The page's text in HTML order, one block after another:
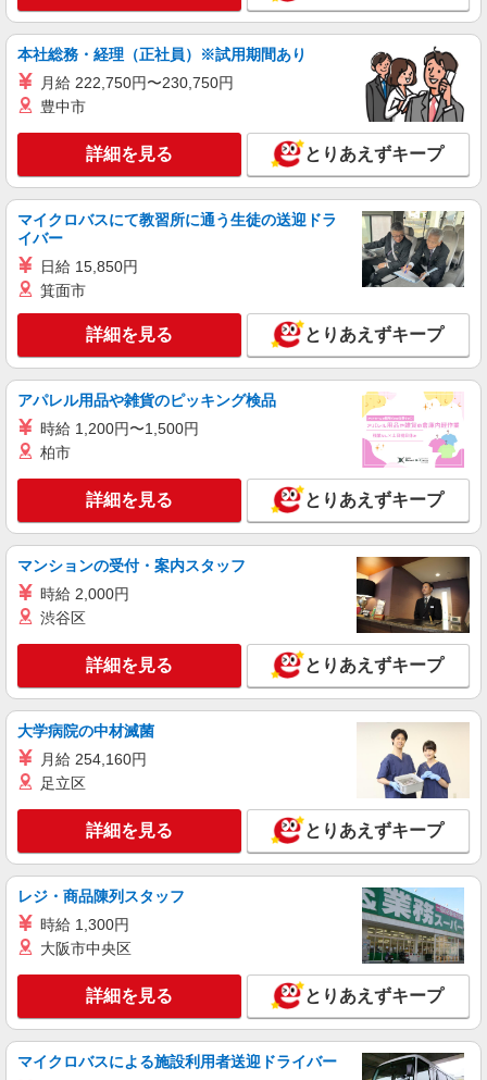
博多区麦野／最寄駅：雑餉隈
キープ 詳細を見る
株式会社kotrio /●FK-H-2100245
福岡市博多区＊経験不問で大募集!就労支援ス
タッフ＊週3〜曜日相談OK
時給1250円〜 ＜日払い有/週払い有/交通費全
キープ 詳細を見る
株式会社kotrio /●FK-H-1981470
雑餉隈駅｜障がい者施設で軽作業の見守りなど
＊未経験歓迎！
時給1450円〜2062円 ＜日払い有/週払い有/交
通費全支給(ガソリン代含む)＞
博多区麦野／最寄駅：雑餉隈
キープ 詳細を見る
本社総務・経理（正社員）※試用期間あり
月給 222,750円〜230,750円
豊中市
詳細を見る とりあえずキープ
マイクロバスにて教習所に通う生徒の送迎ドラ
イバー
日給 15,850円
箕面市
詳細を見る とりあえずキープ
アパレル用品や雑貨のピッキング検品
時給 1,200円〜1,500円
柏市
詳細を見る とりあえずキープ
マンションの受付・案内スタッフ
時給 2,000円
渋谷区
詳細を見る とりあえずキープ
大学病院の中材滅菌
月給 254,160円
足立区
詳細を見る とりあえずキープ
レジ・商品陳列スタッフ
時給 1,300円
大阪市中央区
詳細を見る とりあえずキープ
マイクロバスによる施設利用者送迎ドライバー